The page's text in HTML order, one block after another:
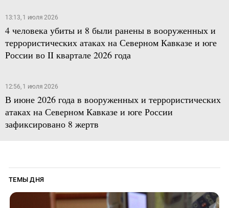
13:13, 1 июля 2026
4 человека убиты и 8 были ранены в вооруженных и
террористических атаках на Северном Кавказе и юге
России во II квартале 2026 года
12:56, 1 июля 2026
В июне 2026 года в вооруженных и террористических
атаках на Северном Кавказе и юге России
зафиксировано 8 жертв
ТЕМЫ ДНЯ